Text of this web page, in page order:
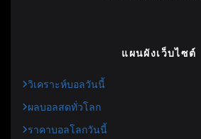
แผนผังเว็บไซต์
วิเคราะห์บอลวันนี้
ผลบอลสดทั่วโลก
ราคาบอลโลกวันนี้